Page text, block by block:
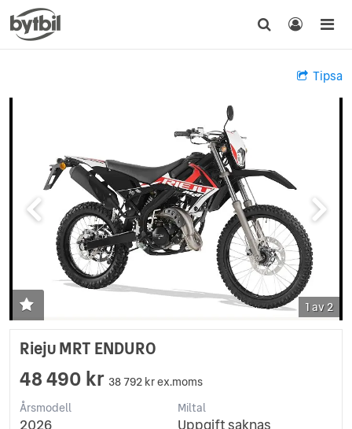
Tipsa
1 av 2
Rieju MRT ENDURO
48 490 kr 38 792 kr ex.moms
Årsmodell
2026
Miltal
Uppgift saknas